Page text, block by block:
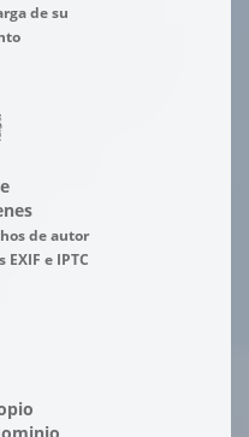
de su
de autor
e IPTC